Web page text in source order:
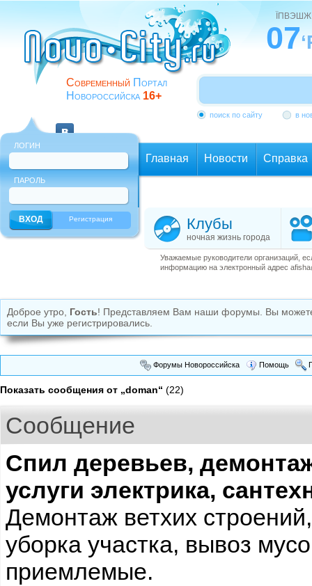
Современный Портал
Новороссийска 16+
07
поиск по сайту в
ЛОГИН
ПАРОЛЬ
Регистрация
Главная Новости Справка
Клубы
ночная жизнь города
Уважаемые руководители организаций,
информацию на электронный адрес
Доброе утро, Гость! Представляем Вам наши форумы. Вы
если Вы уже регистрировались.
Форумы Новороссийска Помощь
Показать сообщения от „doman“ (22)
Сообщение
Спил деревьев,
услуги электрика,
Демонтаж ветхих
уборка участка, вывоз
приемлемые.